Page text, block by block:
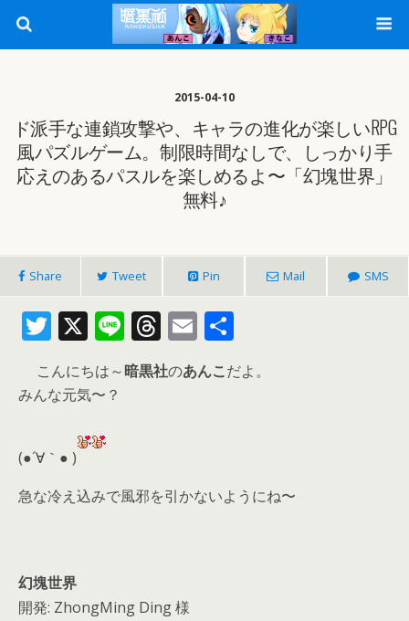
2015-04-10
ド派手な連鎖攻撃や、キャラの進化が楽しいRPG
風パズルゲーム。制限時間なしで、しっかり手
応えのあるパスルを楽しめるよ〜「幻塊世界」
無料♪
Share Tweet Pin Mail SMS
T
w
itt
er
X Li
n
e
T
h
re
E
m
ai
有
こんにちは～暗黒社のあんこだよ。
みんな元気〜？
(●´∀｀● )
急な冷え込みで風邪を引かないようにね〜
幻塊世界
開発: ZhongMing Ding 様